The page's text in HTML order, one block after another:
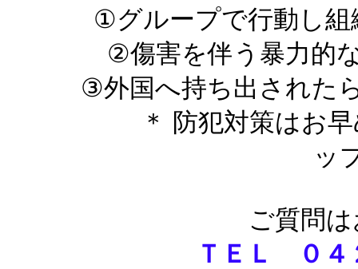
①グループで行動し組
②傷害を伴う暴力的な
③外国へ持ち出された
＊ 防犯対策はお早め
ッ
ご質問
ＴＥＬ ０４